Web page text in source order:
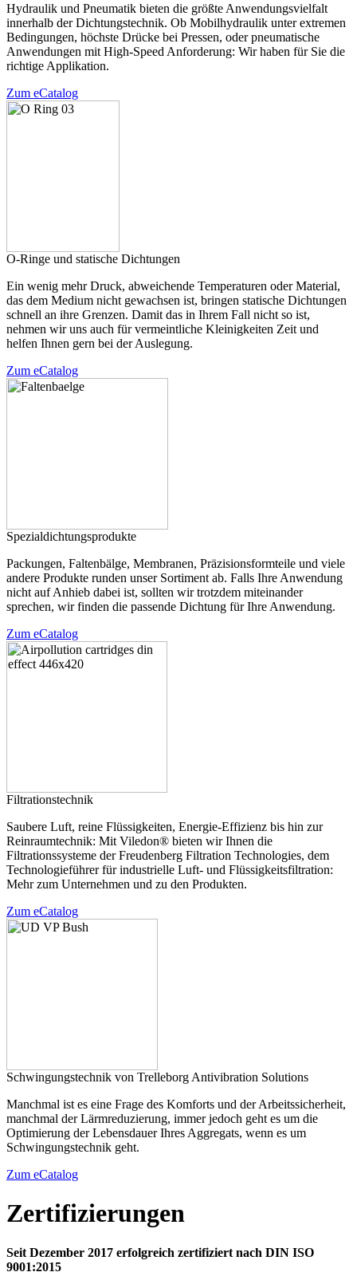
Hydraulik und Pneumatik bieten die größte Anwendungsvielfalt
innerhalb der Dichtungstechnik. Ob Mobilhydraulik unter extremen
Bedingungen, höchste Drücke bei Pressen, oder pneumatische
Anwendungen mit High-Speed Anforderung: Wir haben für Sie die
richtige Applikation.
Zum eCatalog
O-Ringe und statische Dichtungen
Ein wenig mehr Druck, abweichende Temperaturen oder Material,
das dem Medium nicht gewachsen ist, bringen statische Dichtungen
schnell an ihre Grenzen. Damit das in Ihrem Fall nicht so ist,
nehmen wir uns auch für vermeintliche Kleinigkeiten Zeit und
helfen Ihnen gern bei der Auslegung.
Zum eCatalog
Spezialdichtungsprodukte
Packungen, Faltenbälge, Membranen, Präzisionsformteile und viele
andere Produkte runden unser Sortiment ab. Falls Ihre Anwendung
nicht auf Anhieb dabei ist, sollten wir trotzdem miteinander
sprechen, wir finden die passende Dichtung für Ihre Anwendung.
Zum eCatalog
Filtrationstechnik
Saubere Luft, reine Flüssigkeiten, Energie-Effizienz bis hin zur
Reinraumtechnik: Mit Viledon® bieten wir Ihnen die
Filtrationssysteme der Freudenberg Filtration Technologies, dem
Technologieführer für industrielle Luft- und Flüssigkeitsfiltration:
Mehr zum Unternehmen und zu den Produkten.
Zum eCatalog
Schwingungstechnik von Trelleborg Antivibration Solutions
Manchmal ist es eine Frage des Komforts und der Arbeitssicherheit,
manchmal der Lärmreduzierung, immer jedoch geht es um die
Optimierung der Lebensdauer Ihres Aggregats, wenn es um
Schwingungstechnik geht.
Zum eCatalog
Zertifizierungen
Seit Dezember 2017 erfolgreich zertifiziert nach DIN ISO
9001:2015